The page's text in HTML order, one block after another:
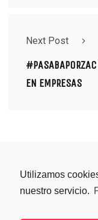
Utilizamos
nuestro servicio.
Next Post
EN EMPRESAS